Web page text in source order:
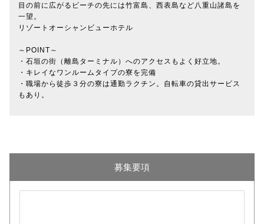
目の前に広がるビーチの先には竹富島、西表島など八重山諸島を
一望。
リゾートオーシャンビューホテル
～POINT～
・石垣の街（離島ターミナル）へのアクセスもよく好立地。
・キレイなワンルームタイプの寮を完備
・職場から徒歩３分の寮は通勤ラクチン。自転車の貸出サービス
もあり。
募集要項